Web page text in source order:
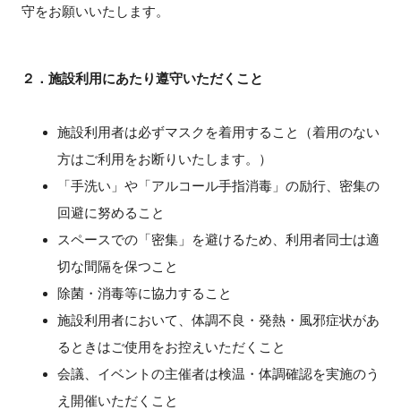
閉じる
守をお願いいたします。
２．施設利用にあたり遵守いただくこと
施設利用者は必ずマスクを着用すること（着用のない
方はご利用をお断りいたします。）
「手洗い」や「アルコール手指消毒」の励行、密集の
回避に努めること
スペースでの「密集」を避けるため、利用者同士は適
切な間隔を保つこと
除菌・消毒等に協力すること
施設利用者において、体調不良・発熱・風邪症状があ
るときはご使用をお控えいただくこと
会議、イベントの主催者は検温・体調確認を実施のう
え開催いただくこと